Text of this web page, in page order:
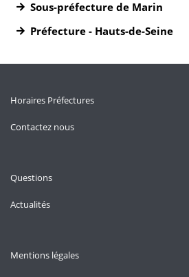
Sous-préfecture de Marin
Préfecture - Hauts-de-Seine
Horaires Préfectures
Contactez nous
Questions
Actualités
Mentions légales